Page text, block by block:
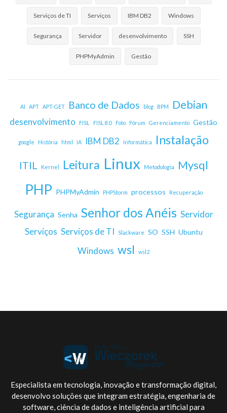
Serviços de TI Serviços IBM DB2 Windows
Segurança Servidor desenvolvimento SSH
PHPMyAdmin Gestão
AI APT APT-GET Banco de Dados blog BPM Debian
desenvolvimento FISL FISL 8.0 Foto Fórum Gerenciamento Gestão
google História html IA IBM DB2 Informática Instalação
ITIL Kernel Leitura Linux Metodologia Mysql
PHP PHPMyAdmin PHPStorm processos Recuperação
Segurança Senha Senhor dos Anéis Servidor
Serviços Serviços de TI Slackware SO SSH Ubuntu
Windows wsl wsl2
Especialista em tecnologia, inovação e transformação digital,
desenvolvo soluções que integram estratégia, engenharia de
software, ciência de dados e inteligência artificial para